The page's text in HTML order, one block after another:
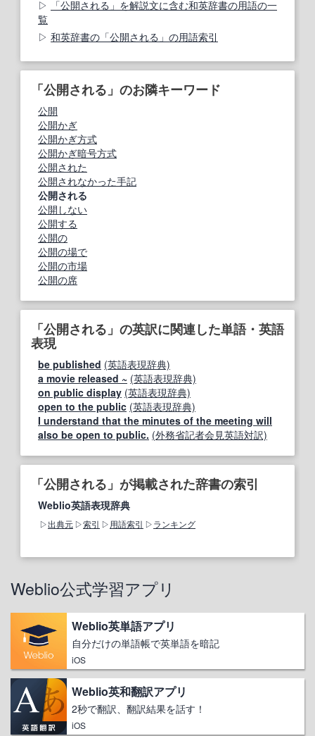
「公開される」を解説文に含む和英辞書の用語の一
覧
和英辞書の「公開される」の用語索引
「公開される」のお隣キーワード
公開
公開かぎ
公開かぎ方式
公開かぎ暗号方式
公開された
公開されなかった手記
公開される
公開しない
公開する
公開の
公開の場で
公開の市場
公開の席
「公開される」の英訳に関連した単語・英語
表現
be published (英語表現辞典)
a movie released ~ (英語表現辞典)
on public display (英語表現辞典)
open to the public (英語表現辞典)
I understand that the minutes of the meeting will
also be open to public. (外務省記者会見英語対訳)
「公開される」が掲載された辞書の索引
Weblio英語表現辞典
出典元 索引 用語索引 ランキング
Weblio公式学習アプリ
Weblio英単語アプリ
自分だけの単語帳で英単語を暗記
iOS
Weblio英和翻訳アプリ
2秒で翻訳、翻訳結果を話す！
iOS